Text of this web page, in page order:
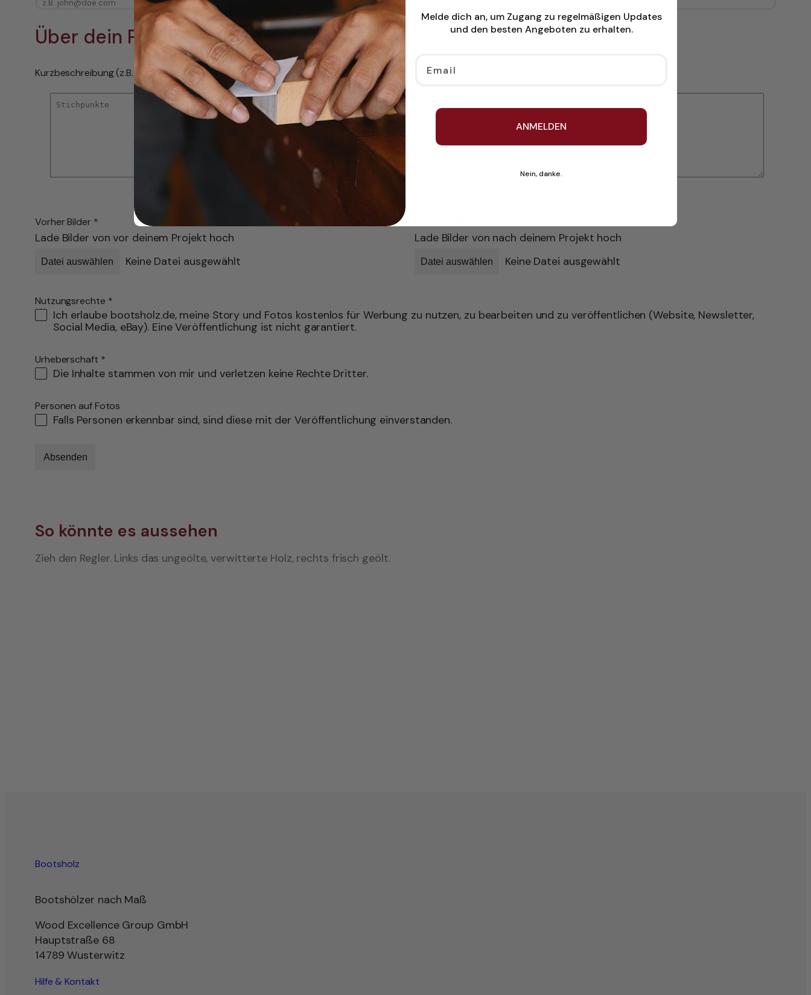
Über dein Projekt
Kurzbeschreibung (z.B. Ausbesserung Teak-Deck)
Vorher Bilder *
Lade Bilder von vor deinem Projekt hoch
Datei auswählen Keine Datei ausgewählt
Lade Bilder von nach deinem Projekt hoch
Datei auswählen Keine Datei ausgewählt
Nutzungsrechte *
Ich erlaube bootsholz.de, meine Story und Fotos kostenlos für Werbung zu nutzen, zu bearbeiten und zu veröffentlichen (Website, Newsletter,
Social Media, eBay). Eine Veröffentlichung ist nicht garantiert.
Urheberschaft *
Die Inhalte stammen von mir und verletzen keine Rechte Dritter.
Personen auf Fotos
Falls Personen erkennbar sind, sind diese mit der Veröffentlichung einverstanden.
Absenden
So könnte es aussehen
Zieh den Regler. Links das ungeölte, verwitterte Holz, rechts frisch geölt.
Bootsholz
Bootshölzer nach Maß
Wood Excellence Group GmbH
Hauptstraße 68
14789 Wusterwitz
Hilfe & Kontakt
Melde dich an, um Zugang zu regelmäßigen Updates
und den besten Angeboten zu erhalten.
ANMELDEN
Nein, danke.